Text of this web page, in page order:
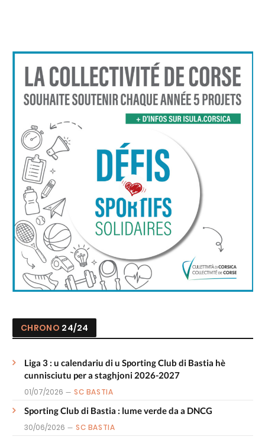
CHRONO 24/24
Liga 3 : u calendariu di u Sporting Club di Bastia hè
cunnisciutu per a staghjoni 2026-2027
01/07/2026 SC BASTIA
Sporting Club di Bastia : lume verde da a DNCG
30/06/2026 SC BASTIA